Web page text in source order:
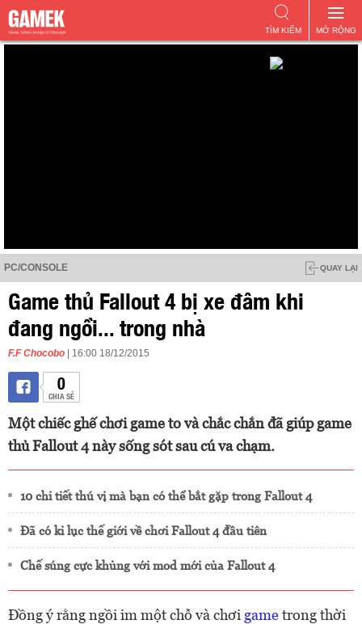
MỞ RỘNG
TÌM KIẾM
PC/CONSOLE QUAY LẠI
Game thủ Fallout 4 bị xe đâm khi
đang ngồi... trong nhà
F.F Chocobo | 16:00 18/12/2015
0
CHIA SẺ
Một chiếc ghế chơi game to và chắc chắn đã giúp game
thủ Fallout 4 này sống sót sau cú va chạm.
10 chi tiết thú vị mà bạn có thể bắt gặp trong Fallout 4
Đã có kỉ lục thế giới về chơi Fallout 4 đầu tiên
Chế súng cực khủng với mod mới của Fallout 4
Đồng ý rằng ngồi im một chỗ và chơi gametrong thời